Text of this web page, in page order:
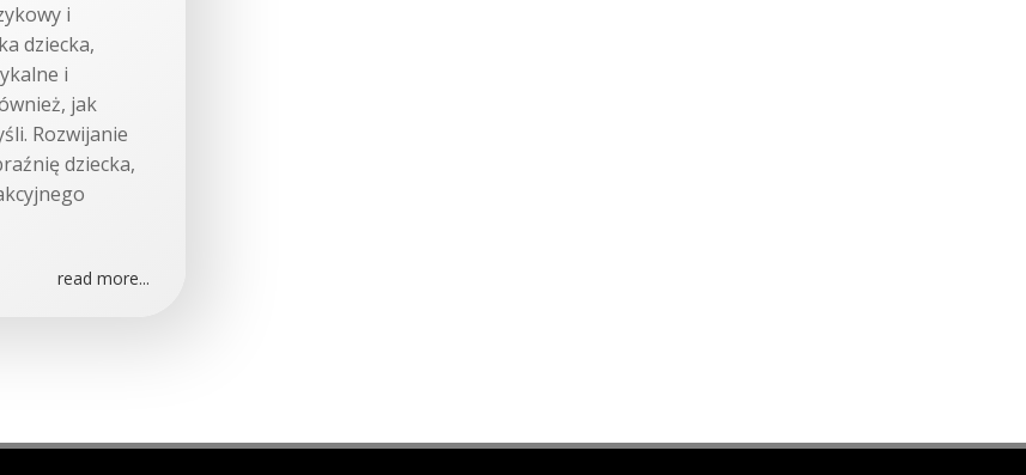
i
dziecka,
i
jak
Rozwijanie
dziecka,
read more...